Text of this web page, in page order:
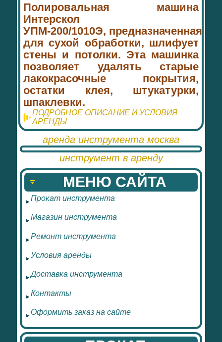
Полировальная машина
Интерскол
УПМ-200/1010Э, предназначенная
для сухой обработки, шлифует
стены и потолки. Эта машинка
позволяет удалять старые
лакокрасочные покрытия,
остатки клея, штукатурки,
шпаклевки.
ПОДРОБНОЕ ОПИСАНИЕ И УСЛОВИЯ
АРЕНДЫ
аренда инструмента москва
инструмент в аренду
МЕНЮ САЙТА
Прокат инструмента
Магазин инструмента
Ремонт инструмента
Условия аренды
Доставка инструмента
Контакты
Оформить заказ на сайте